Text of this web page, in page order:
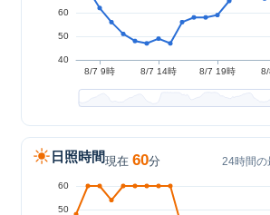
日照時間現在 60分 24時間の